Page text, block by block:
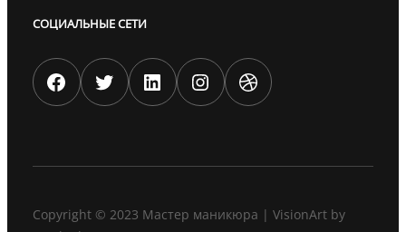
СОЦИАЛЬНЫЕ СЕТИ
Facebook Twitter LinkedIn Instagram Dribbble
Copyright © 2023 Мастер маникюра | VisionArt by